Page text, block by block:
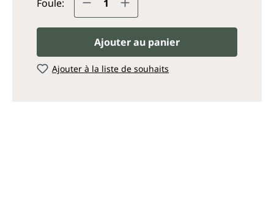
Foule:
Ajouter au panier
Ajouter à la liste de souhaits